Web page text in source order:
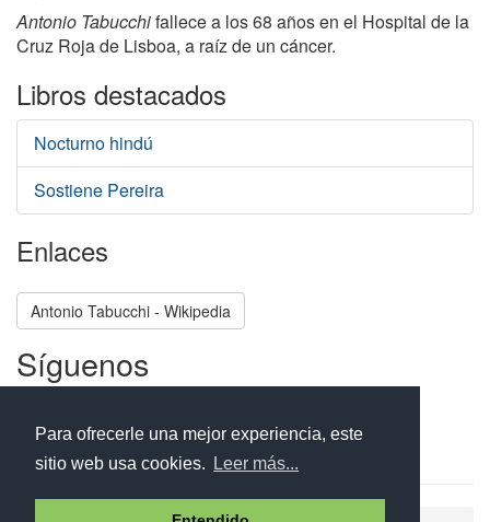
Para ofrecerle una mejor experiencia, este
sitio web usa cookies.
Leer más...
Antonio Tabucchifallece a los 68 años en el Hospital de la
Cruz Roja de Lisboa, a raíz de un cáncer.
Libros destacados
Nocturno hindú
Sostiene Pereira
Enlaces
Antonio Tabucchi - Wikipedia
Síguenos